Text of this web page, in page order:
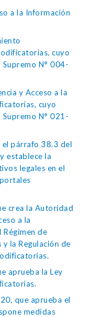
a la Información
cuyo
N° 004-
y Acceso a la
cuyo
N° 021-
el párrafo 38.3 del
establece la
legales en el
crea la Autoridad
a la
de
la Regulación de
aprueba la Ley
que aprueba el
medidas